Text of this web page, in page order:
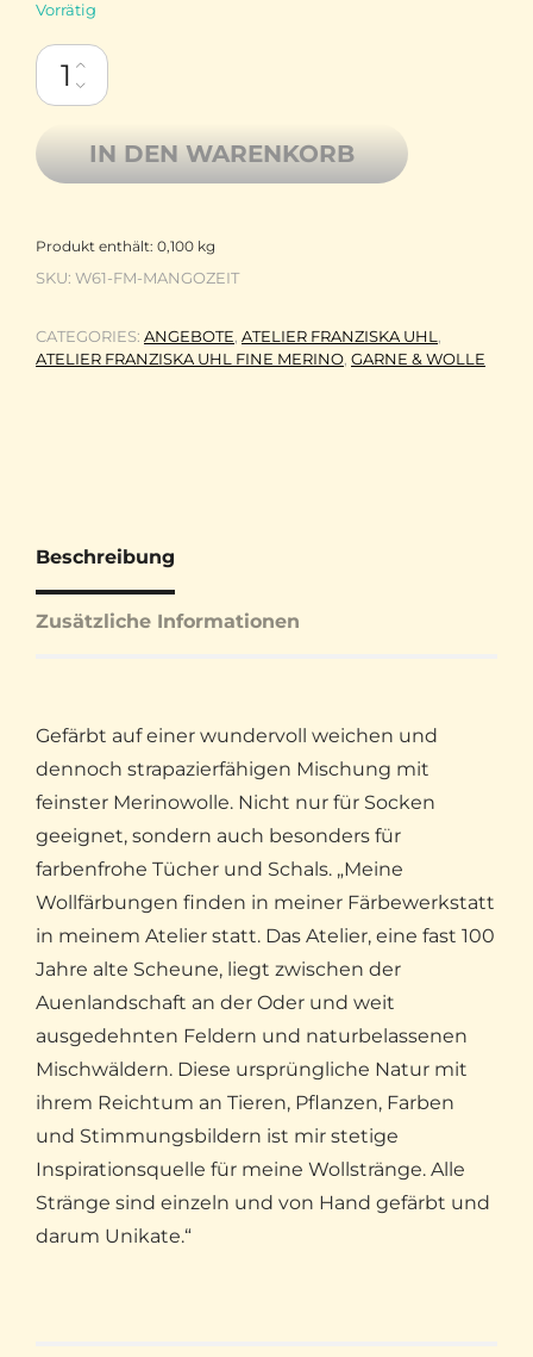
Vorrätig
Handgefärbte Wolle von Franziska Uhl, Fine Merino,
IN DEN WARENKORB
Produkt enthält: 0,100 kg
SKU: W61-FM-MANGOZEIT
CATEGORIES: ANGEBOTE ATELIER FRANZISKA UHL
ATELIER FRANZISKA UHL FINE MERINO GARNE & WOLLE
Beschreibung
Zusätzliche Informationen
Gefärbt auf einer wundervoll weichen und
dennoch strapazierfähigen Mischung mit
feinster Merinowolle. Nicht nur für Socken
geeignet, sondern auch besonders für
farbenfrohe Tücher und Schals. „Meine
Wollfärbungen finden in meiner Färbewerkstatt
in meinem Atelier statt. Das Atelier, eine fast 100
Jahre alte Scheune, liegt zwischen der
Auenlandschaft an der Oder und weit
ausgedehnten Feldern und naturbelassenen
Mischwäldern. Diese ursprüngliche Natur mit
ihrem Reichtum an Tieren, Pflanzen, Farben
und Stimmungsbildern ist mir stetige
Inspirationsquelle für meine Wollstränge. Alle
Stränge sind einzeln und von Hand gefärbt und
darum Unikate.“